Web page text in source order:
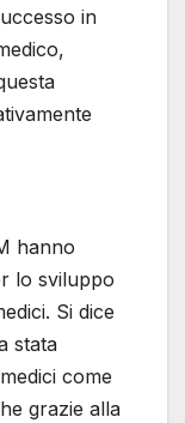
in
hanno
lo sviluppo
Si dice
stata
come
grazie alla